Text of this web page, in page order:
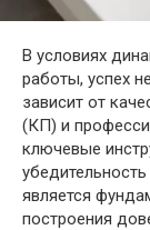
В условиях
работы, успех
зависит от
(КП) и
ключевые
является
построения